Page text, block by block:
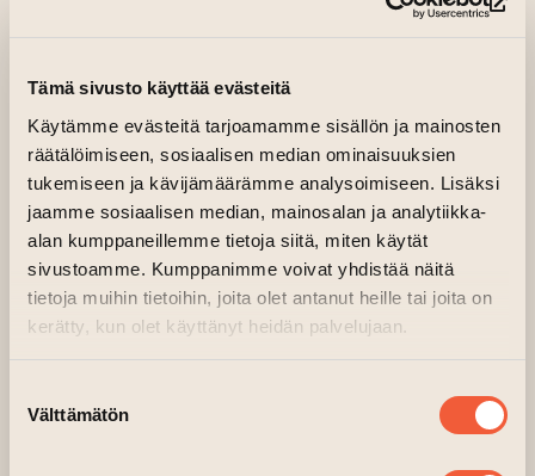
Tämä sivusto käyttää evästeitä
Käytämme evästeitä tarjoamamme sisällön ja mainosten
räätälöimiseen, sosiaalisen median ominaisuuksien
tukemiseen ja kävijämäärämme analysoimiseen. Lisäksi
jaamme sosiaalisen median, mainosalan ja analytiikka-
alan kumppaneillemme tietoja siitä, miten käytät
sivustoamme. Kumppanimme voivat yhdistää näitä
tietoja muihin tietoihin, joita olet antanut heille tai joita on
kerätty, kun olet käyttänyt heidän palvelujaan.
valinta
Välttämätön
10.08.2024 kl. 14.30—18.00
Huvudsal, 2 våning, Fabriken
Träffa konstnärerna i Överflöd III
utställning. Teemu Räsänen är på plats
10.8. kl 14.30-18.